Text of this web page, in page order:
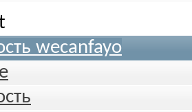
wecanfayo